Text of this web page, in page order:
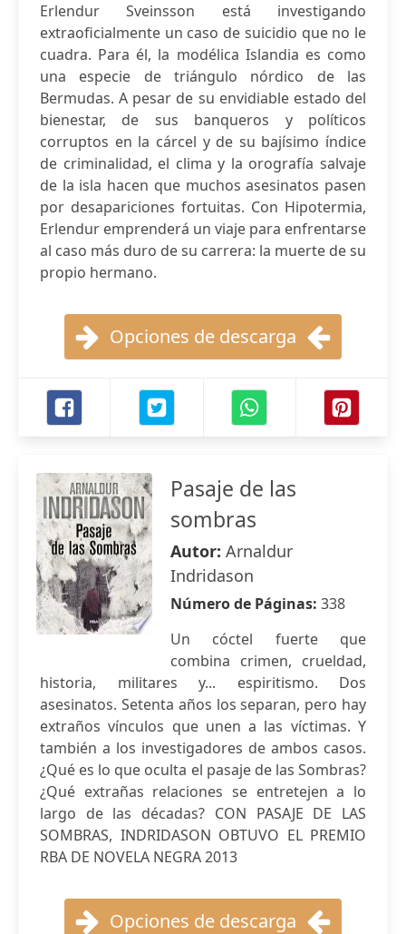
Erlendur Sveinsson está investigando
extraoficialmente un caso de suicidio que no le
cuadra. Para él, la modélica Islandia es como
una especie de triángulo nórdico de las
Bermudas. A pesar de su envidiable estado del
bienestar, de sus banqueros y políticos
corruptos en la cárcel y de su bajísimo índice
de criminalidad, el clima y la orografía salvaje
de la isla hacen que muchos asesinatos pasen
por desapariciones fortuitas. Con Hipotermia,
Erlendur emprenderá un viaje para enfrentarse
al caso más duro de su carrera: la muerte de su
propio hermano.
Opciones de descarga
Pasaje de las
sombras
Autor: Arnaldur
Indridason
Número de Páginas: 338
Un cóctel fuerte que
combina crimen, crueldad,
historia, militares y... espiritismo. Dos
asesinatos. Setenta años los separan, pero hay
extraños vínculos que unen a las víctimas. Y
también a los investigadores de ambos casos.
¿Qué es lo que oculta el pasaje de las Sombras?
¿Qué extrañas relaciones se entretejen a lo
largo de las décadas? CON PASAJE DE LAS
SOMBRAS, INDRIDASON OBTUVO EL PREMIO
RBA DE NOVELA NEGRA 2013
Opciones de descarga